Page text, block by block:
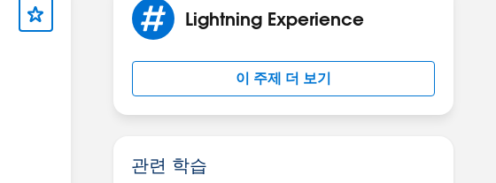
Lightning Experience
이 주제 더 보기
관련 학습